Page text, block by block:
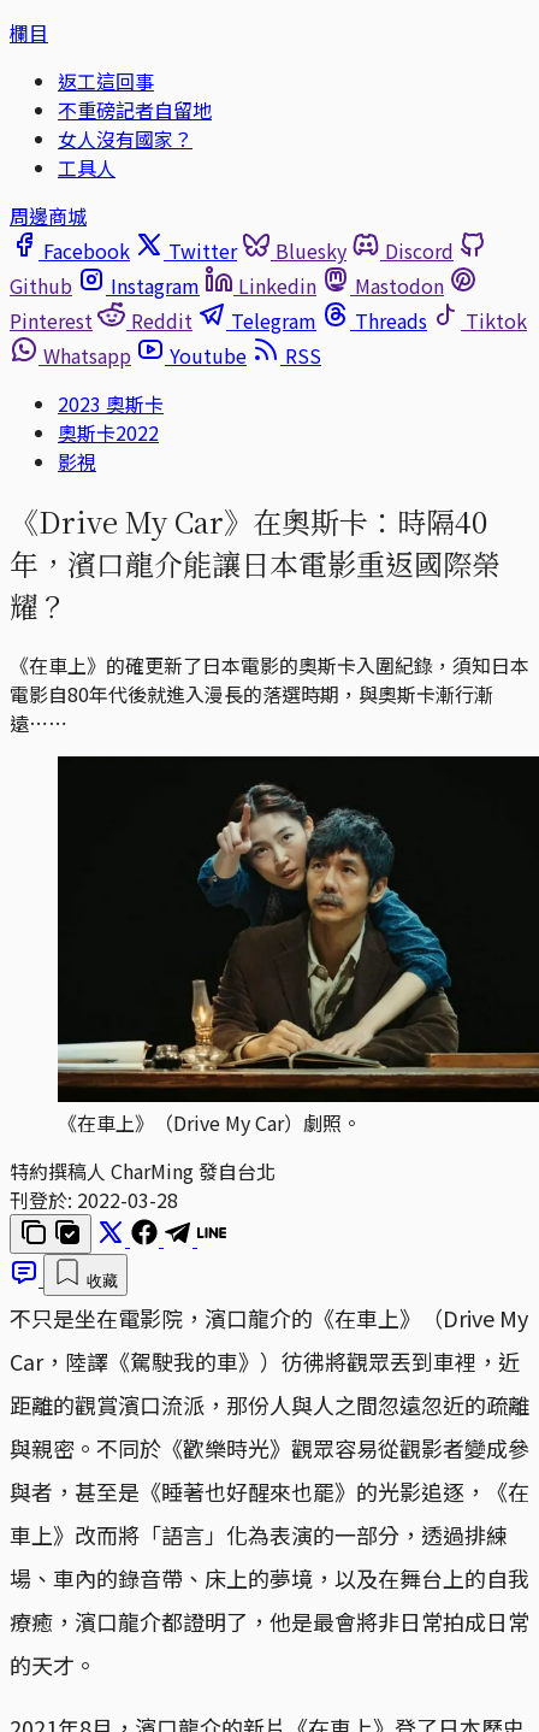
欄目
返工這回事
不重磅記者自留地
女人沒有國家？
工具人
周邊商城
Facebook
Twitter Bluesky
Discord
Github
Instagram Linkedin
Mastodon
Pinterest
Reddit Telegram Threads
Tiktok
Whatsapp
Youtube
RSS
2023 奧斯卡
奧斯卡2022
影視
《Drive My Car》在奧斯卡：時隔40
年，濱口龍介能讓日本電影重返國際榮
耀？
《在車上》的確更新了日本電影的奧斯卡入圍紀錄，須知日本
電影自80年代後就進入漫長的落選時期，與奧斯卡漸行漸
遠⋯⋯
《在車上》（Drive My Car）劇照。
特約撰稿人 CharMing 發自台北
刊登於: 2022-03-28
收藏
不只是坐在電影院，濱口龍介的《在車上》（Drive My
Car，陸譯《駕駛我的車》）彷彿將觀眾丟到車裡，近
距離的觀賞濱口流派，那份人與人之間忽遠忽近的疏離
與親密。不同於《歡樂時光》觀眾容易從觀影者變成參
與者，甚至是《睡著也好醒來也罷》的光影追逐，《在
車上》改而將「語言」化為表演的一部分，透過排練
場、車內的錄音帶、床上的夢境，以及在舞台上的自我
療癒，濱口龍介都證明了，他是最會將非日常拍成日常
的天才。